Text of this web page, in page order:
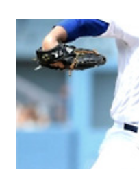
구분할 수 있습니다. 각각의 공이
구는 정식 경기에서 사용하는 공
인 KBO, NPB, MLB에서 사용하
니다. 연식구는 일본에서 유소년
는 공입니다. 연식 야구라고 하
대로 ..